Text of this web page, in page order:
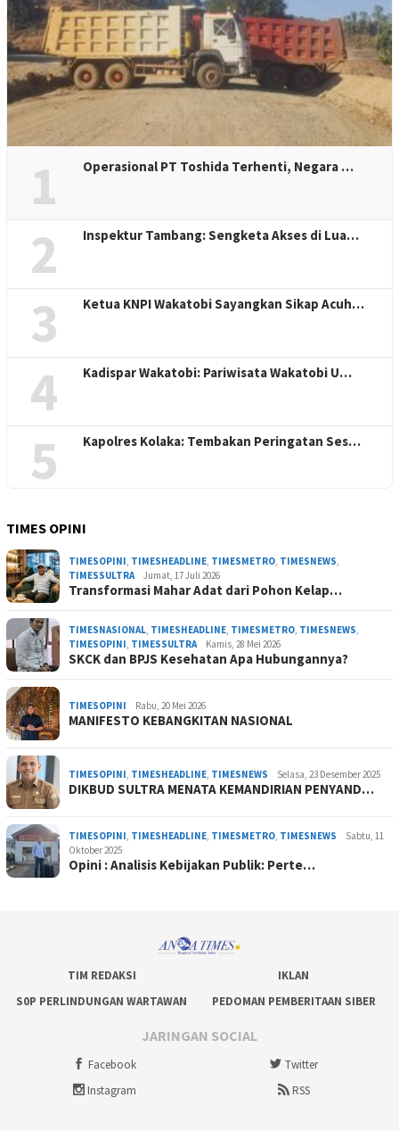
1 Operasional PT Toshida Terhenti, Negara …
2 Inspektur Tambang: Sengketa Akses di Lua…
3 Ketua KNPI Wakatobi Sayangkan Sikap Acuh…
4 Kadispar Wakatobi: Pariwisata Wakatobi U…
5 Kapolres Kolaka: Tembakan Peringatan Ses…
TIMES OPINI
TIMESOPINI, TIMESHEADLINE, TIMESMETRO, TIMESNEWS,
TIMESSULTRA
Jumat, 17 Juli 2026
Transformasi Mahar Adat dari Pohon Kelap…
TIMESNASIONAL, TIMESHEADLINE, TIMESMETRO, TIMESNEWS,
TIMESOPINI, TIMESSULTRA Kamis, 28 Mei 2026
SKCK dan BPJS Kesehatan Apa Hubungannya?
TIMESOPINI Rabu, 20 Mei 2026
MANIFESTO KEBANGKITAN NASIONAL
TIMESOPINI, TIMESHEADLINE, TIMESNEWS Selasa, 23 Desember 2025
DIKBUD SULTRA MENATA KEMANDIRIAN PENYAND…
TIMESOPINI, TIMESHEADLINE, TIMESMETRO, TIMESNEWS
Sabtu, 11
Oktober 2025
Opini : Analisis Kebijakan Publik: Perte…
TIM REDAKSI
IKLAN
S0P PERLINDUNGAN WARTAWAN
PEDOMAN PEMBERITAAN SIBER
JARINGAN SOCIAL
Facebook
Twitter
Instagram
RSS